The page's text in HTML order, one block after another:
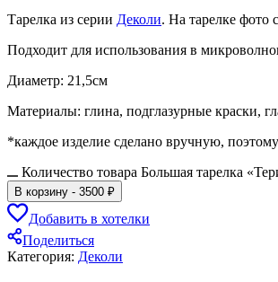
Тарелка из серии Деколи. На тарелке фото
Подходит для использования в
Диаметр: 21,5см
Материалы: глина, подглазурные краски,
*каждое изделие сделано вручную,
Количество товара Большая тарелка
В корзину - 3500 ₽
Добавить в хотелки
Поделиться
Категория: Деколи